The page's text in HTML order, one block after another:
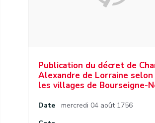
Publication du décret de
Alexandre de Lorraine
les villages de Bourseigne-
Date
mercredi 04 août 1756